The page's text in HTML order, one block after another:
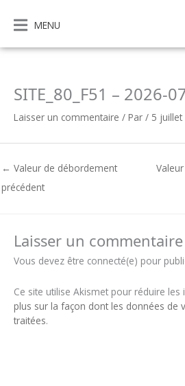
contenu
MENU
SITE_80_F51 – 2026-
Laisser un commentaire / Par / 5 juillet
← Valeur de débordement
précédent
Laisser un commentaire
Vous devez être connecté(e) pour
Ce site utilise Akismet pour réduire les
plus sur la façon dont les données de
traitées.